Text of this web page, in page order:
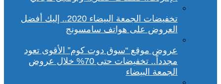
تخفيضات الجمعة البيضاء 2020.. إليك أفضل
العروض على هواتف سامسونج
عروض موقع “سوق دوت كوم” الأقوى تعود
مجدداً.. تخفيضات حتى 70% خلال عروض
الجمعة البيضاء